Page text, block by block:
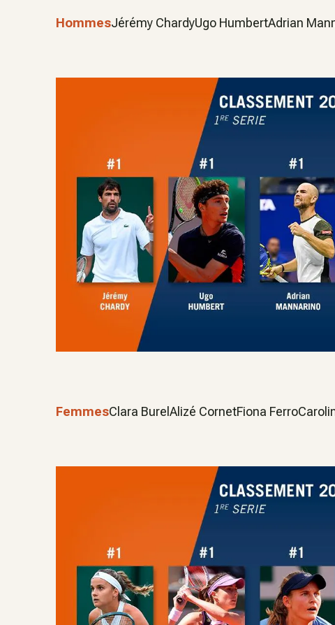
HommesJérémy ChardyUgo HumbertAdrian
FemmesClara BurelAlizé CornetFiona